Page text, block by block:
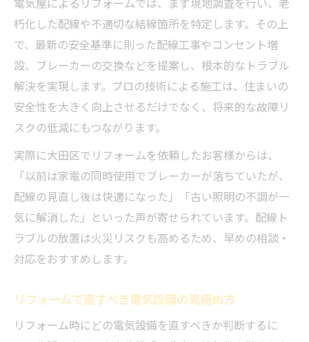
朽化した配線や不適切な結線箇所を特定します。その上
で、最新の安全基準に則った配線工事やコンセント増
設、ブレーカーの交換などを提案し、根本的なトラブル
解決を実現します。プロの技術による施工は、住まいの
安全性を大きく向上させるだけでなく、将来的な故障リ
スクの低減にもつながります。
実際に大田区でリフォームを依頼したお客様からは、
「以前は家電の同時使用でブレーカーが落ちていたが、
配線の見直し後は快適になった」「古い照明の不調が一
気に解消した」といった声が寄せられています。配線ト
ラブルの放置は火災リスクも高めるため、早めの相談・
対応をおすすめします。
リフォームで直すべき電気設備の見極め方
リフォーム時にどの電気設備を直すべきか判断するに